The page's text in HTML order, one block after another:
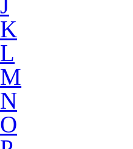
K
L
M
N
O